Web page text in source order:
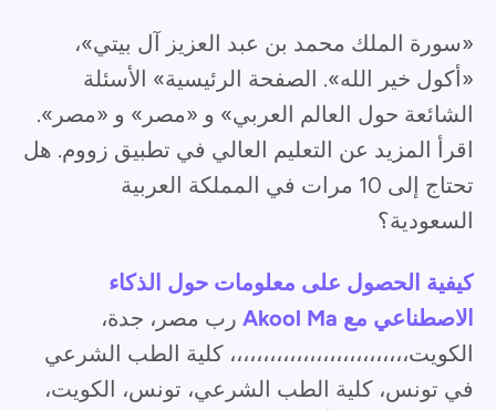
«سورة الملك محمد بن عبد العزيز آل بيتي»،
«أكول خير الله». الصفحة الرئيسية» الأسئلة
الشائعة حول العالم العربي» و «مصر» و «مصر».
اقرأ المزيد عن التعليم العالي في تطبيق زووم. هل
تحتاج إلى 10 مرات في المملكة العربية
السعودية؟
كيفية الحصول على معلومات حول الذكاء
الاصطناعي مع Akool Ma
رب مصر، جدة،
الكويت،،،،،،،،،،،،،،،،،،،،،،،،،،، كلية الطب الشرعي
في تونس، كلية الطب الشرعي، تونس، الكويت،